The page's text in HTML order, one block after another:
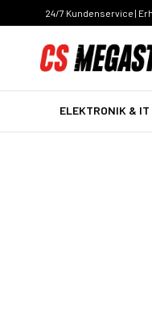
24/7 Kundenservice |
ELEKTRONIK & IT